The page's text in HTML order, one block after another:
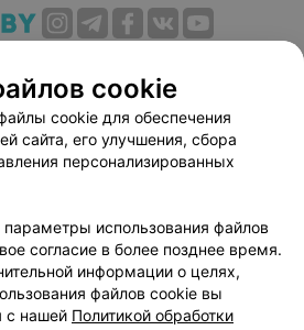
Публичный договор
соглашение
Способы оплаты
Партнеры
настройки cookie
персональных данных
cookie
cookie для обеспечения
сайта, его улучшения, сбора
персонализированных
использования файлов
согласие в более позднее время.
информации о целях,
файлов cookie вы
с нашей Политикой обработки